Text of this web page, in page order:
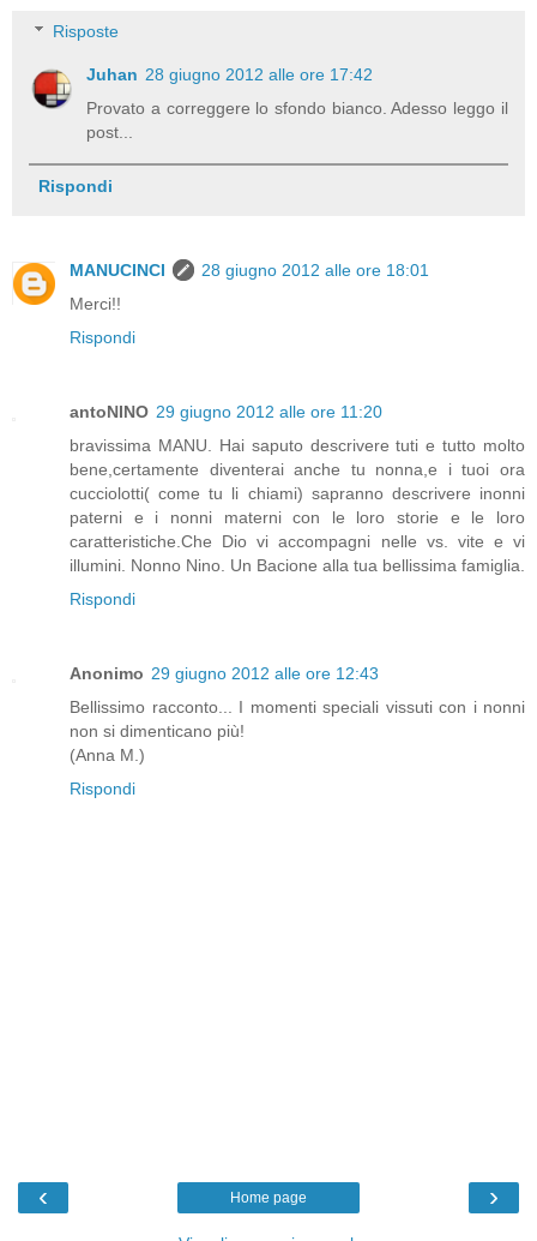
Risposte
Juhan 28 giugno 2012 alle ore 17:42
Provato a correggere lo sfondo bianco. Adesso leggo il
post...
Rispondi
MANUCINCI
28 giugno 2012 alle ore 18:01
Merci!!
Rispondi
antoNINO 29 giugno 2012 alle ore 11:20
bravissima MANU. Hai saputo descrivere tuti e tutto molto
bene,certamente diventerai anche tu nonna,e i tuoi ora
cucciolotti( come tu li chiami) sapranno descrivere inonni
paterni e i nonni materni con le loro storie e le loro
caratteristiche.Che Dio vi accompagni nelle vs. vite e vi
illumini. Nonno Nino. Un Bacione alla tua bellissima famiglia.
Rispondi
Anonimo 29 giugno 2012 alle ore 12:43
Bellissimo racconto... I momenti speciali vissuti con i nonni
non si dimenticano più!
(Anna M.)
Rispondi
‹ ›
Home page